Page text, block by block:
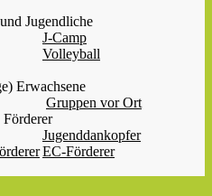
Jugendliche
J-Camp
Volleyball
Erwachsene
Gruppen vor Ort
Förderer
Jugenddankopfer
EC-Förderer